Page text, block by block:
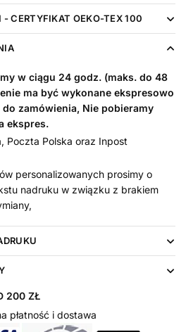
- CERTYFIKAT OEKO-TEX 100
w ciągu 24 godz. (maks. do 48
ma być wykonane ekspresowo
zamówienia, Nie pobieramy
ekspres.
Poczta Polska oraz Inpost
personalizowanych prosimy o
nadruku w związku z brakiem
200 ZŁ
płatność i dostawa